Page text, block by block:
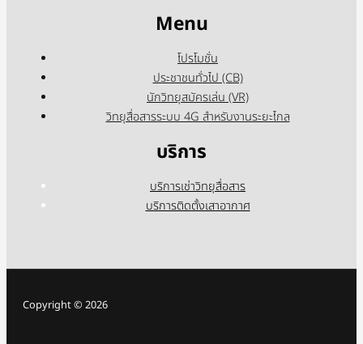
Menu
โปรโมชั่น
ประชาชนทั่วไป (CB)
นักวิทยุสมัครเล่น (VR)
วิทยุสื่อสารระบบ 4G สำหรับงานระยะไกล
บริการ
บริการเช่าวิทยุสื่อสาร
บริการติดตั้งเสาอากาศ
Copyright © 2026